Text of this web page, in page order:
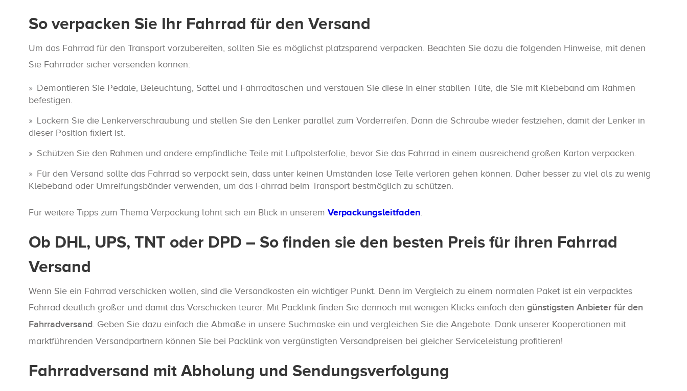
So verpacken Sie Ihr Fahrrad für den Versand
Um das Fahrrad für den Transport vorzubereiten, sollten Sie es möglichst platzsparend verpacken. Beachten Sie dazu die folgenden Hinweise, mit denen
Sie Fahrräder sicher versenden können:
Demontieren Sie Pedale, Beleuchtung, Sattel und Fahrradtaschen und verstauen Sie diese in einer stabilen Tüte, die Sie mit Klebeband am Rahmen
befestigen.
Lockern Sie die Lenkerverschraubung und stellen Sie den Lenker parallel zum Vorderreifen. Dann die Schraube wieder festziehen, damit der Lenker in
dieser Position fixiert ist.
Schützen Sie den Rahmen und andere empfindliche Teile mit Luftpolsterfolie, bevor Sie das Fahrrad in einem ausreichend großen Karton verpacken.
Für den Versand sollte das Fahrrad so verpackt sein, dass unter keinen Umständen lose Teile verloren gehen können. Daher besser zu viel als zu wenig
Klebeband oder Umreifungsbänder verwenden, um das Fahrrad beim Transport bestmöglich zu schützen.
Für weitere Tipps zum Thema Verpackung lohnt sich ein Blick in unserem Verpackungsleitfaden.
Ob DHL, UPS, TNT oder DPD – So finden sie den besten Preis für ihren Fahrrad
Versand
Wenn Sie ein Fahrrad verschicken wollen, sind die Versandkosten ein wichtiger Punkt. Denn im Vergleich zu einem normalen Paket ist ein verpacktes
Fahrrad deutlich größer und damit das Verschicken teurer. Mit Packlink finden Sie dennoch mit wenigen Klicks einfach den günstigsten Anbieter für den
Fahrradversand. Geben Sie dazu einfach die Abmaße in unsere Suchmaske ein und vergleichen Sie die Angebote. Dank unserer Kooperationen mit
marktführenden Versandpartnern können Sie bei Packlink von vergünstigten Versandpreisen bei gleicher Serviceleistung profitieren!
Fahrradversand mit Abholung und Sendungsverfolgung